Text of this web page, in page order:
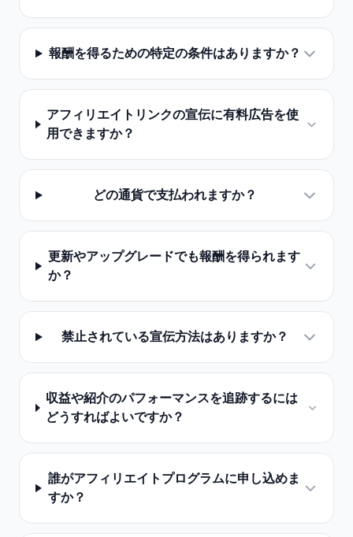
報酬を得るための特定の条件はありますか？
アフィリエイトリンクの宣伝に有料広告を使
用できますか？
どの通貨で支払われますか？
更新やアップグレードでも報酬を得られます
か？
禁止されている宣伝方法はありますか？
収益や紹介のパフォーマンスを追跡するには
どうすればよいですか？
誰がアフィリエイトプログラムに申し込めま
すか？